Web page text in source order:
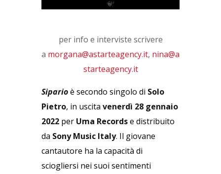
per info e interviste scrivere
a morgana@astarteagency.it, nina@a
starteagency.it
Siparioè secondo singolo di Solo
Pietro, in uscita venerdì 28 gennaio
2022 per Uma Recordse distribuito
da Sony Music Italy. Il giovane
cantautore ha la capacità di
sciogliersi nei suoi sentimenti